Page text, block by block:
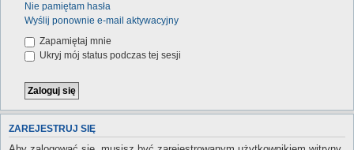
Nie pamiętam hasła
Wyślij ponownie e-mail aktywacyjny
Zapamiętaj mnie
Ukryj mój status podczas tej sesji
ZAREJESTRUJ SIĘ